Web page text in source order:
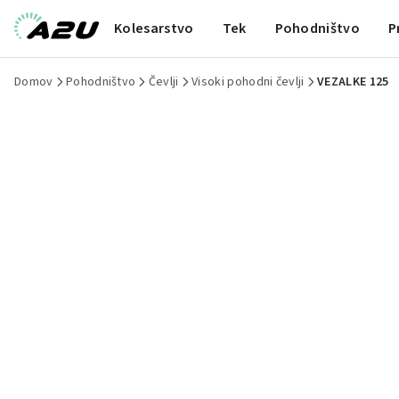
Kolesarstvo Tek Pohodništvo
Domov Pohodništvo Čevlji Visoki pohodni čevlji VEZALKE 125